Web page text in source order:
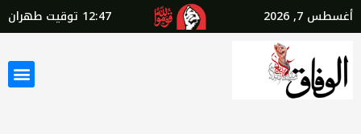
أغسطس 7, 2026 12:47 توقيت طهران